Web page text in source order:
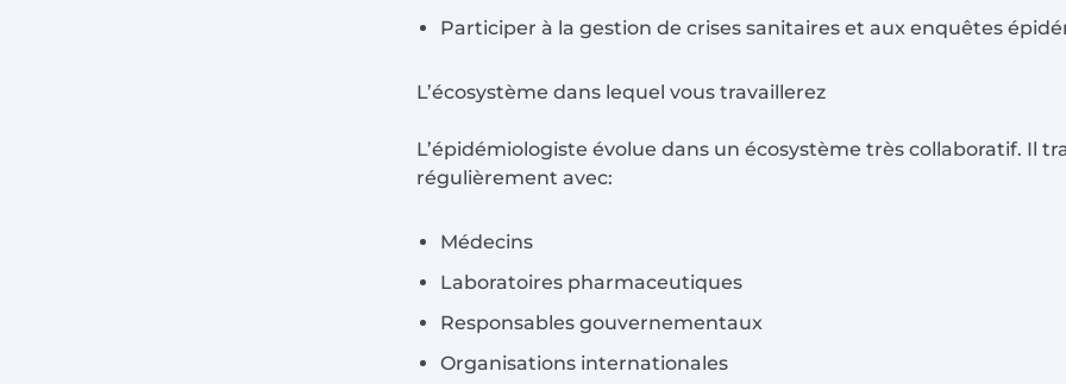
Participer à la gestion de crises sanitaires et aux enquêtes
L’écosystème dans lequel vous travaillerez
L’épidémiologiste évolue dans un écosystème très collaboratif. Il
régulièrement avec:
Médecins
Laboratoires pharmaceutiques
Responsables gouvernementaux
Organisations internationales